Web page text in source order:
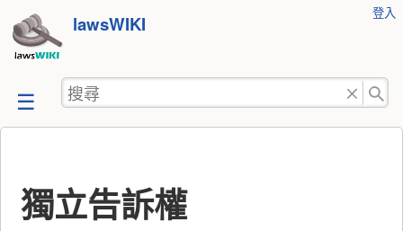
跳
至
容
lawsWIKI
工
登入
搜
尋
獨立告訴權